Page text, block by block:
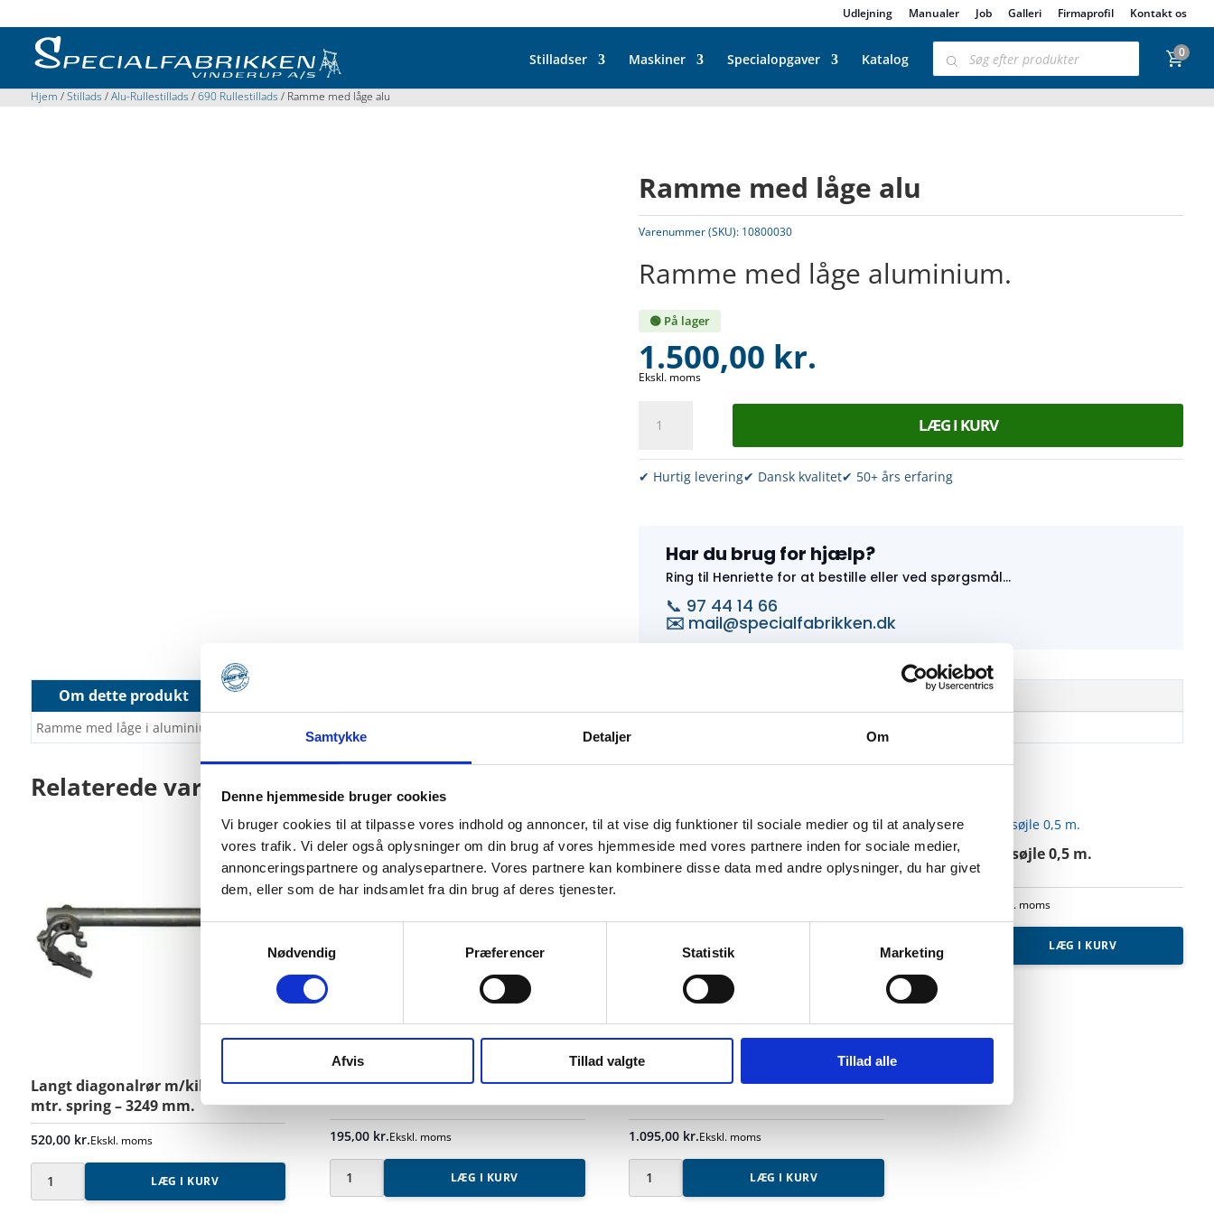
Samtykke Detaljer Om
Denne hjemmeside bruger cookies
Vi bruger cookies til at tilpasse vores indhold og annoncer, til at vise dig funktioner til sociale medier og til at analysere
vores trafik. Vi deler også oplysninger om din brug af vores hjemmeside med vores partnere inden for sociale medier,
annonceringspartnere og analysepartnere. Vores partnere kan kombinere disse data med andre oplysninger, du har givet
dem, eller som de har indsamlet fra din brug af deres tjenester.
Samtykkevalg
Nødvendig
Præferencer Statistik Marketing
Afvis Tillad valgte Tillad alle
Udlejning Manualer Job Galleri Firmaprofil Kontakt os
Stilladser Maskiner Specialopgaver Katalog
Products
search 0
Hjem /Stillads /Alu-Rullestillads /690 Rullestillads / Ramme med låge alu
Ramme med låge alu
Varenummer (SKU): 10800030
Ramme med låge aluminium.
🟢 På lager
1.500,00 kr.
Ekskl. moms
med
alu
LÆG I KURV
✔ Hurtig levering✔ Dansk kvalitet✔ 50+ års erfaring
Har du brug for hjælp?
Ring til Henriette for at bestille eller ved spørgsmål...
📞 97 44 14 66
✉️ mail@specialfabrikken.dk
Om dette produkt
Ramme med låge i aluminium passer til Specialfabrikken Vinderup 690 bl.a. vores gode Alu skorstenstillads.
Relaterede varer
Langt diagonalrør m/kilekobl. for 1
mtr. spring – 3249 mm.
520,00 kr.Ekskl. moms
Langt
LÆG I KURV
Tværbjælke 1,6 m.
195,00 kr.Ekskl. moms
Tværbjælke
LÆG I KURV
Alu-dæk uden lem 0,6 x 1,65 m.
1.095,00 kr.Ekskl. moms
Alu-
LÆG I KURV
Afslutningssøjle 0,5 m.
Ekskl. moms
Afslutningssøjle
0,5
m.
antal
LÆG I KURV